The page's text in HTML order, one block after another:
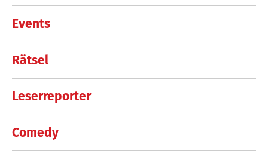
Events
Rätsel
Leserreporter
Comedy